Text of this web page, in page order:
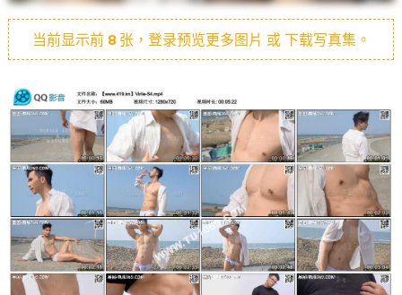
当前显示前 8张，登录预览更多图片 或 下载写真集。